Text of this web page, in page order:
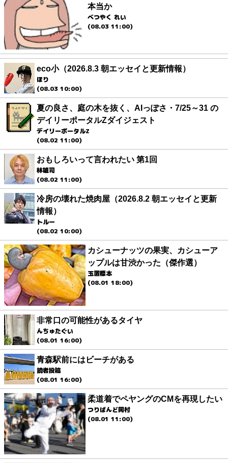
本当か
べつやく れい
(08.03 11:00)
eco小（2026.8.3 朝エッセイと更新情報）
ほり
(08.03 10:00)
夏の良さ、庭の木を抜く、AIっぽさ・7/25～31 の
デイリーポータルZダイジェスト
デイリーポータルZ
(08.02 11:00)
おもしろいって言われたい 第1回
林雄司
(08.02 11:00)
冷房の壊れた焼肉屋（2026.8.2 朝エッセイと更新
情報）
トルー
(08.02 10:00)
カシューナッツの果実、カシューア
ップルは甘渋かった（傑作選）
玉置標本
(08.01 18:00)
非常口の可能性があるタイヤ
んちゅたぐい
(08.01 16:00)
青森駅前にはビーチがある
読者投稿
(08.01 16:00)
柔道着でペヤングのCMを再現したい
つりばんど岡村
(08.01 11:00)